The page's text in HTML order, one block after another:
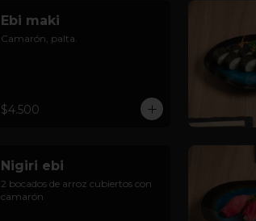
Ebi maki
Camarón, palta.
$4.500
Nigiri ebi
2 bocados de arroz cubiertos con
camarón